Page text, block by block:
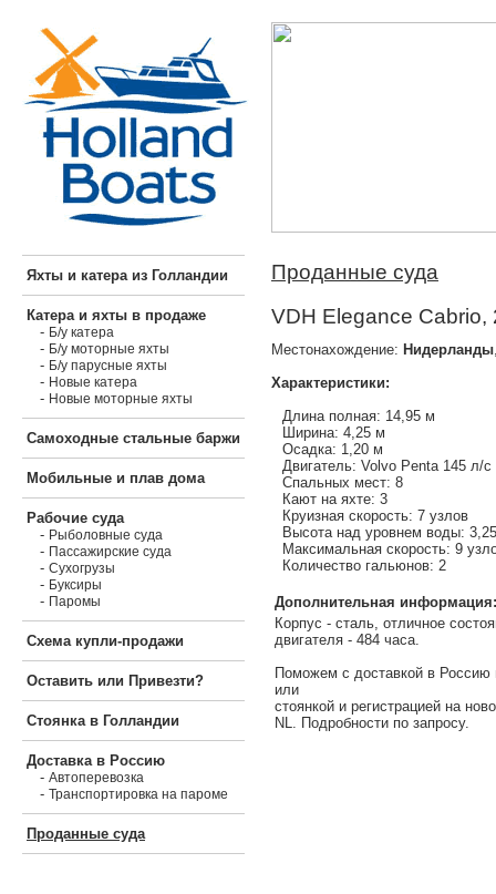
Яхты и катера из Голландии
Катера и яхты в продаже
- Б/у катера
- Б/у моторные яхты
- Б/у парусные яхты
- Новые катера
- Новые моторные яхты
Самоходные стальные баржи
Мобильные и плав дома
Рабочие суда
- Рыболовные суда
- Пассажирские суда
- Сухогрузы
- Буксиры
- Паромы
Схема купли-продажи
Оставить или Привезти?
Стоянка в Голландии
Доставка в Россию
- Автоперевозка
- Транспортировка на пароме
Проданные суда
Проданные суда
VDH Elegance Cabrio,
Местонахождение: Нидерланды
Характеристики:
Длина полная: 14,95 м
Ширина: 4,25 м
Осадка: 1,20 м
Двигатель: Volvo Penta 145 л/с
Спальных мест: 8
Кают на яхте: 3
Круизная скорость: 7 узлов
Высота над уровнем воды:
Максимальная скорость: 9
Количество гальюнов: 2
Дополнительная информация:
Корпус - сталь, отличное
двигателя - 484 часа.
Поможем с доставкой в Россию
или
стоянкой и регистрацией на
NL. Подробности по запросу.